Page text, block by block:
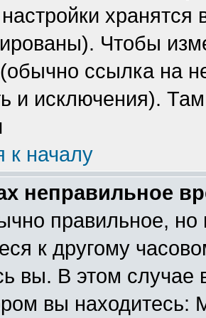
Чтобы
(обычно ссылка на
и исключения).
к началу
неправильное
правильное,
к другому
вы. В этом
вы